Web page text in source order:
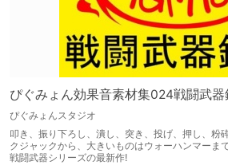
ぴぐみょん効果音素材集024戦闘武器
ぴぐみょんスタジオ
叩き、振り下ろし、潰し、突き、投げ、押し、粉
クジャックから、大きいものはウォーハンマーま
戦闘武器シリーズの最新作!